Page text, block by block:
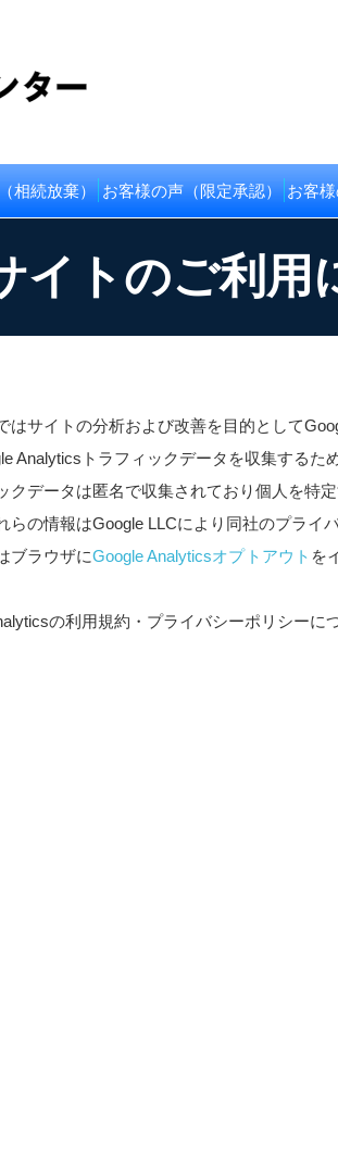
相続放棄） お客様の声（限定承認） お客
イトのご利用
はサイトの分析および改善を目的として
Analyticsトラフィックデータを収集するた
クデータは匿名で収集されており個人を特
らの情報はGoogle LLCにより同社のプライ
ブラウザにGoogle Analyticsオプトアウト を
の利用規約・プライバシーポリシーに